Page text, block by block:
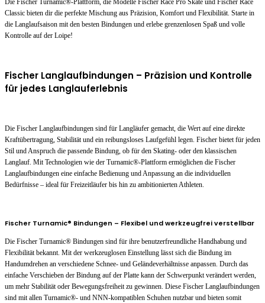
Die Fischer Turnamic®-Plattform, die Modelle Fischer Race Pro Skate und Fischer Race
Classic bieten dir die perfekte Mischung aus Präzision, Komfort und Flexibilität. Starte in
die Langlaufsaison mit den besten Bindungen und erlebe grenzenlosen Spaß und volle
Kontrolle auf der Loipe!
Fischer Langlaufbindungen – Präzision und Kontrolle
für jedes Langlauferlebnis
Die Fischer Langlaufbindungen sind für Langläufer gemacht, die Wert auf eine direkte
Kraftübertragung, Stabilität und ein reibungsloses Laufgefühl legen. Fischer bietet für jeden
Stil und Anspruch die passende Bindung, ob für den Skating- oder den klassischen
Langlauf. Mit Technologien wie der Turnamic®-Plattform ermöglichen die Fischer
Langlaufbindungen eine einfache Bedienung und Anpassung an die individuellen
Bedürfnisse – ideal für Freizeitläufer bis hin zu ambitionierten Athleten.
Fischer Turnamic® Bindungen – Flexibel und werkzeugfrei verstellbar
Die Fischer Turnamic® Bindungen sind für ihre benutzerfreundliche Handhabung und
Flexibilität bekannt. Mit der werkzeuglosen Einstellung lässt sich die Bindung im
Handumdrehen an verschiedene Schnee- und Geländeverhältnisse anpassen. Durch das
einfache Verschieben der Bindung auf der Platte kann der Schwerpunkt verändert werden,
um mehr Stabilität oder Bewegungsfreiheit zu gewinnen. Diese Fischer Langlaufbindungen
sind mit allen Turnamic®- und NNN-kompatiblen Schuhen nutzbar und bieten somit